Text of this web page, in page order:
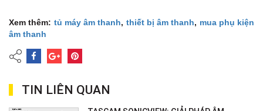
Xem thêm: tủ máy âm thanh, thiết bị âm thanh, mua phụ kiện
âm thanh
TIN LIÊN QUAN